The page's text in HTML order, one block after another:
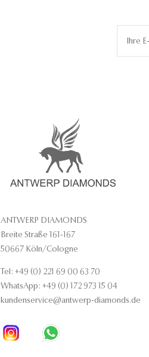
ANTWERP DIAMONDS
Breite Straße 161-167
50667 Köln/Cologne
Tel: +49 (0) 221 69 00 63 70
WhatsApp: +49 (0) 172 973 15 04
kundenservice@antwerp-diamonds.de